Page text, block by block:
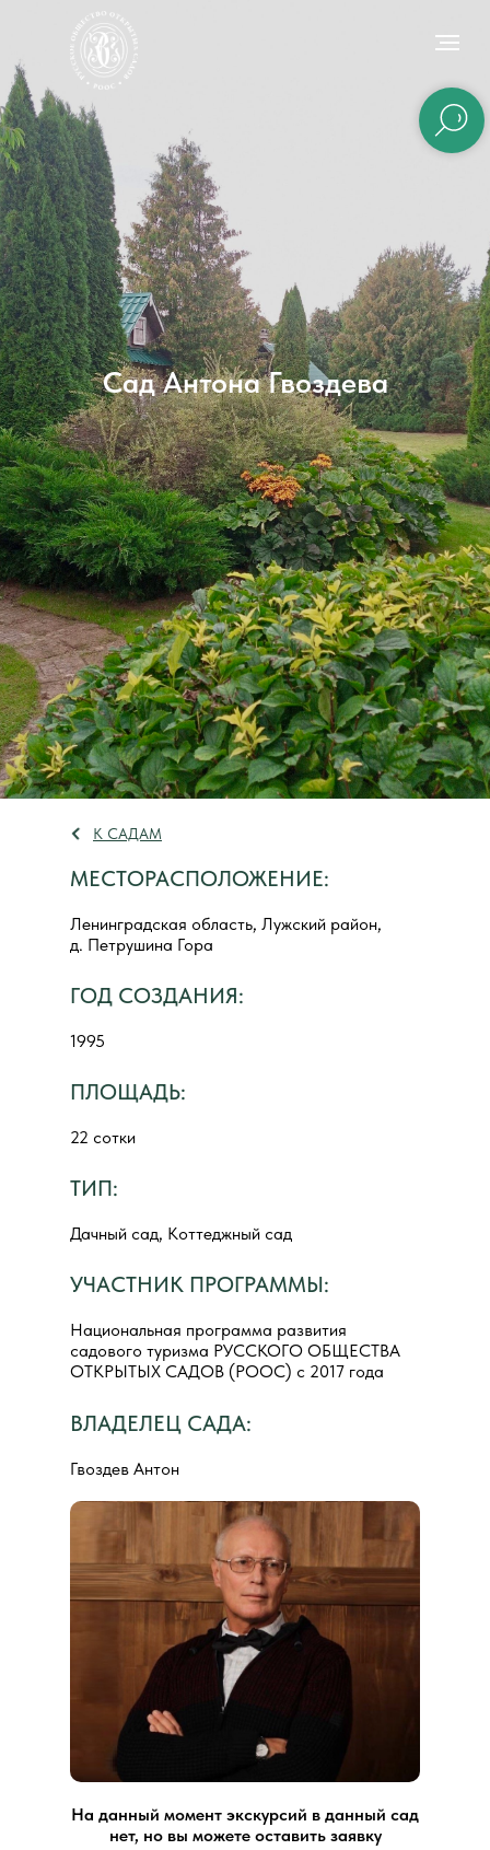
Сад Антона Гвоздева
Ленинградская область, Лужский район,
д. Петрушина Гора
22 сотки
На данный момент экскурсий в данный сад
нет, но вы можете оставить заявку
МЕСТОРАСПОЛОЖЕНИЕ:
ПЛОЩАДЬ:
ГОД СОЗДАНИЯ:
ТИП:
УЧАСТНИК ПРОГРАММЫ:
Дачный сад, Коттеджный сад
Национальная программа развития
садового туризма РУССКОГО ОБЩЕСТВА
ОТКРЫТЫХ САДОВ (РООС) с 2017 года
ВЛАДЕЛЕЦ САДА:
Гвоздев Антон
К САДАМ
1995